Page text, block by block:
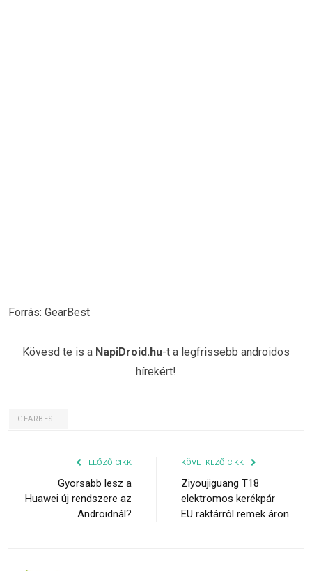
Forrás: GearBest
Kövesd te is a NapiDroid.hu-t a legfrissebb androidos
hírekért!
GEARBEST
ELŐZŐ CIKK
Gyorsabb lesz a
Huawei új rendszere az
Androidnál?
KÖVETKEZŐ CIKK
Ziyoujiguang T18
elektromos kerékpár
EU raktárról remek áron